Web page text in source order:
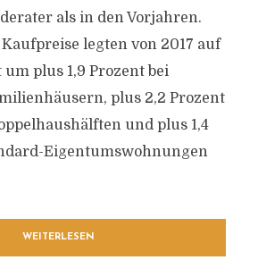
als in den Vorjahren.
legten von 2017 auf
plus 1,9 Prozent bei
plus 2,2 Prozent
und plus 1,4
Eigentumswohnungen
WEITERLESEN